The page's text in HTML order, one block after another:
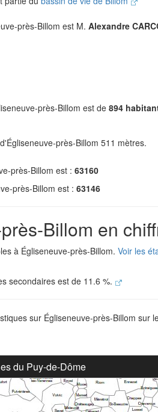
près-Billom est M. Alexandre
près-Billom est de 894
près-Billom 511 mètres.
près-Billom est : 63160
près-Billom est : 63146
Billom en
à Égliseneuve-près-Billom. Voir les
secondaires est de 11.6 %.
sur Égliseneuve-près-Billom sur
du Puy-de-Dôme